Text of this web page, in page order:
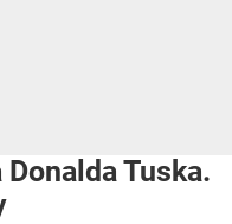
Tuska.